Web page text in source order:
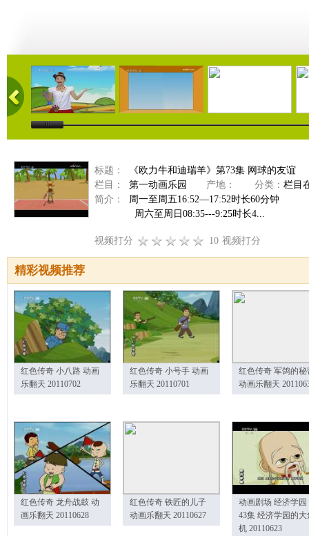
29:41 29:10 28:53
标题：
《欧力牛和迪瑞羊》第73集 网球的友谊
栏目：
第一动画乐园 产地： 分类： 栏目
简介：
周一至周五16:52—17:52时长60分钟
周六至周日08:35---9:25时长4...
视频打分 10 视频打分
精彩视频推荐
红色传奇 小八路 动画
乐翻天 20110702
红色传奇 小号手 动画
乐翻天 20110701
红色传奇 军鸽的秘
动画乐翻天
红色传奇 龙舟战鼓 动
画乐翻天 20110628
红色传奇 铁匠的儿子
动画乐翻天 20110627
动画剧场 经济学园
43集 经济学园的大
机 20110623